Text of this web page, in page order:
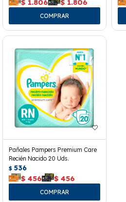
$ 1.806 $ 1.806
Pañales Pampers Premium Care
Recién Nacido 20 Uds.
$ 536
$ 456 $ 456